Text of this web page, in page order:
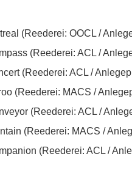
(Reederei: OOCL /
(Reederei: ACL /
(Reederei: ACL /
(Reederei: MACS /
(Reederei: ACL /
(Reederei: MACS /
(Reederei: ACL /